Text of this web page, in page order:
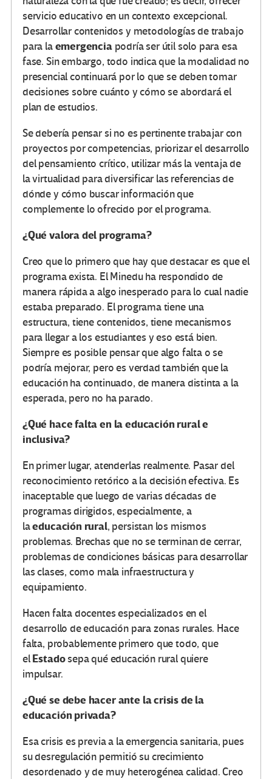
servicio educativo en un contexto excepcional.
Desarrollar contenidos y metodologías de trabajo
para laemergenciapodría ser útil solo para esa
fase. Sin embargo, todo indica que la modalidad no
presencial continuará por lo que se deben tomar
decisiones sobre cuánto y cómo se abordará el
plan de estudios.
Se debería pensar si no es pertinente trabajar con
proyectos por competencias, priorizar el desarrollo
del pensamiento crítico, utilizar más la ventaja de
la virtualidad para diversificar las referencias de
dónde y cómo buscar información que
complemente lo ofrecido por el programa.
¿Qué valora del programa?
Creo que lo primero que hay que destacar es que el
programa exista. El Minedu ha respondido de
manera rápida a algo inesperado para lo cual nadie
estaba preparado. El programa tiene una
estructura, tiene contenidos, tiene mecanismos
para llegar a los estudiantes y eso está bien.
Siempre es posible pensar que algo falta o se
podría mejorar, pero es verdad también que la
educación ha continuado, de manera distinta a la
esperada, pero no ha parado.
¿Qué hace falta en la educación rural e
inclusiva?
En primer lugar, atenderlas realmente. Pasar del
reconocimiento retórico a la decisión efectiva. Es
inaceptable que luego de varias décadas de
programas dirigidos, especialmente, a
laeducación rural, persistan los mismos
problemas. Brechas que no se terminan de cerrar,
problemas de condiciones básicas para desarrollar
las clases, como mala infraestructura y
equipamiento.
Hacen falta docentes especializados en el
desarrollo de educación para zonas rurales. Hace
falta, probablemente primero que todo, que
elEstadosepa qué educación rural quiere
impulsar.
¿Qué se debe hacer ante la crisis de la
educación privada?
Esa crisis es previa a la emergencia sanitaria, pues
su desregulación permitió su crecimiento
desordenado y de muy heterogénea calidad. Creo